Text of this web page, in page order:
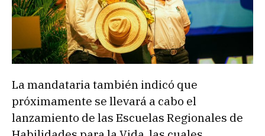
La mandataria también indicó que
próximamente se llevará a cabo el
lanzamiento de las Escuelas Regionales de